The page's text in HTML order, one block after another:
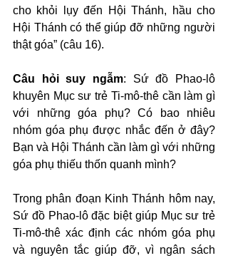
cho khỏi lụy đến Hội Thánh, hầu cho
Hội Thánh có thể giúp đỡ những người
thật góa” (câu 16).
Câu hỏi suy ngẫm: Sứ đồ Phao-lô
khuyên Mục sư trẻ Ti-mô-thê cần làm gì
với những góa phụ? Có bao nhiêu
nhóm góa phụ được nhắc đến ở đây?
Bạn và Hội Thánh cần làm gì với những
góa phụ thiếu thốn quanh mình?
Trong phân đoạn Kinh Thánh hôm nay,
Sứ đồ Phao-lô đặc biệt giúp Mục sư trẻ
Ti-mô-thê xác định các nhóm góa phụ
và nguyên tắc giúp đỡ, vì ngân sách